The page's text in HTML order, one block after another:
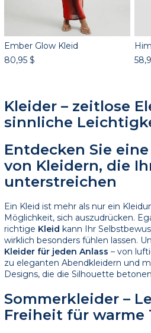
Ember Glow Kleid
80,95 $
Kleider – zeitlose
sinnliche
Entdecken Sie
von Kleidern, die
unterstreichen
Ein Kleid ist mehr als nur ein
Möglichkeit, sich auszudrücken.
richtige Kleid kann Ihr
wirklich besonders fühlen lassen.
Kleider für jeden Anlass – von
zu eleganten Abendkleidern und
Designs, die die Silhouette
Sommerkleider –
Freiheit für warme